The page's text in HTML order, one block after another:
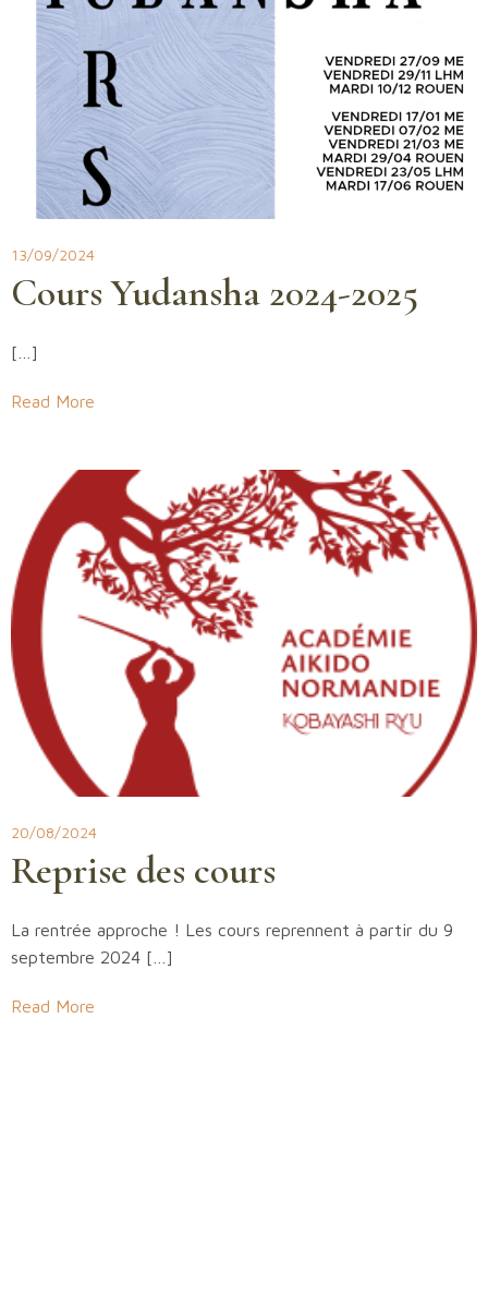
13/09/2024
Cours Yudansha 2024-2025
[…]
Read More
20/08/2024
Reprise des cours
La rentrée approche ! Les cours reprennent à partir du 9
septembre 2024 […]
Read More